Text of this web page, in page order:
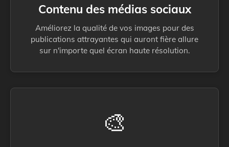
Contenu des médias sociaux
Améliorez la qualité de vos images pour des
publications attrayantes qui auront fière allure
sur n'importe quel écran haute résolution.
🎨